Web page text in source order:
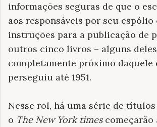
informações seguras de que o
aos responsáveis por seu espólio
instruções para a publicação de
outros cinco livros – alguns
completamente próximo daquele
perseguiu até 1951.
Nesse rol, há uma série de
o The New York timescomeçarão